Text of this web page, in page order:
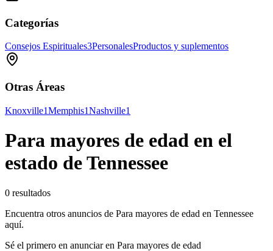
Categorías
Consejos Espirituales3PersonalesProductos y suplementos
Otras Áreas
Knoxville1Memphis1Nashville1
Para mayores de edad en el
estado de Tennessee
0 resultados
Encuentra otros anuncios de Para mayores de edad en Tennessee
aquí.
Sé el primero en anunciar en Para mayores de edad